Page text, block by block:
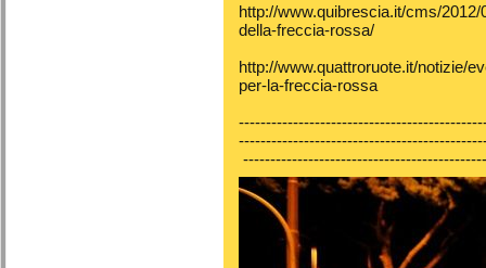
http://www.quibrescia.it/cms/
della-freccia-rossa/
http://www.quattroruote.it/notizie/
per-la-freccia-rossa